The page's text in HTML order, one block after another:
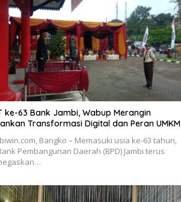
ke-63 Bank Jambi, Wabup Merangin
Transformasi Digital dan Peran UMKM
Bangko – Memasuki usia ke-63 tahun,
Pembangunan Daerah (BPD) Jambi terus